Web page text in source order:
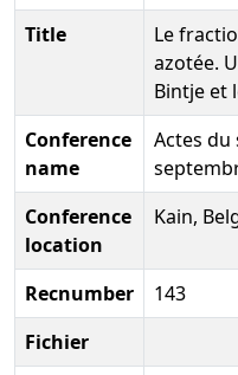
Title
Le
azotée.
Bintje et
Conference
name
Actes du
Conference
location
Kain,
Recnumber
143
Fichier